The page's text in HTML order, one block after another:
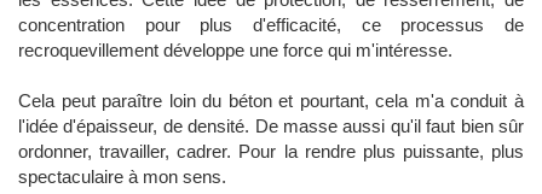
concentration pour plus d'efficacité, ce processus de
recroquevillement développe une force qui m'intéresse.
Cela peut paraître loin du béton et pourtant, cela m'a conduit à
l'idée d'épaisseur, de densité. De masse aussi qu'il faut bien sûr
ordonner, travailler, cadrer. Pour la rendre plus puissante, plus
spectaculaire à mon sens.